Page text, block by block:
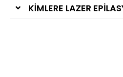
KIMLERE LAZER